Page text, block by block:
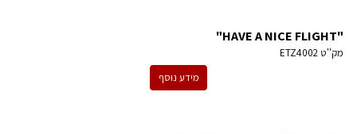
"HAVE A NICE FLIGHT"
מק''טETZ4002
מידע נוסף